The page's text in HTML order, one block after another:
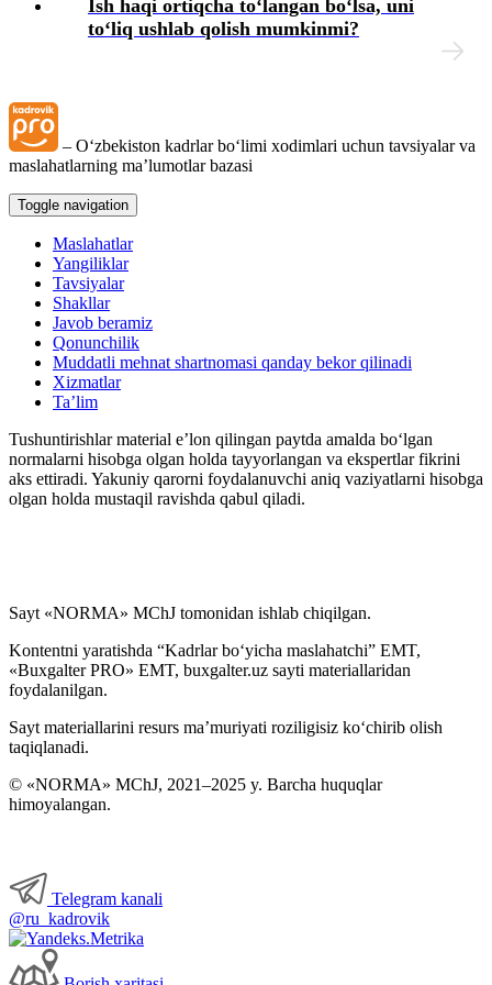
Boshqa ishga oʻtish, oʻrindoshlik
Ish vaqti
Mehnat shartnomasini bekor qilish
Imtiyozlar
Xodimlarning ijtimoiy ta’minoti
Xizmat safarlari
Mehnat sharoitlarining oʻzgarishi
Mehnat muhofazasi
Kadrlarga doir hujjatlar
Ish haqi ortiqcha toʻlangan boʻlsa, uni
toʻliq ushlab qolish mumkinmi?
– Oʻzbekiston kadrlar boʻlimi хodimlari uchun tavsiyalar va
maslahatlarning ma’lumotlar bazasi
Toggle navigation
Maslahatlar
Yangiliklar
Tavsiyalar
Shakllar
Javob beramiz
Qonunchilik
Muddatli mehnat shartnomasi qanday bekor qilinadi
Xizmatlar
Ta’lim
Tushuntirishlar material e’lon qilingan paytda amalda boʻlgan
normalarni hisobga olgan holda tayyorlangan va ekspertlar fikrini
aks ettiradi. Yakuniy qarorni foydalanuvchi aniq vaziyatlarni hisobga
olgan holda mustaqil ravishda qabul qiladi.
Sayt «NORMA» MChJ tomonidan ishlab chiqilgan.
Kontentni yaratishda “Kadrlar boʻyicha maslahatchi” EMT,
«Buxgalter PRO» EMT, buxgalter.uz sayti materiallaridan
foydalanilgan.
Sayt materiallarini resurs ma’muriyati roziligisiz koʻchirib olish
taqiqlanadi.
© «NORMA» MChJ, 2021–2025 y. Barcha huquqlar
himoyalangan.
Telegram kanali
@ru_kadrovik